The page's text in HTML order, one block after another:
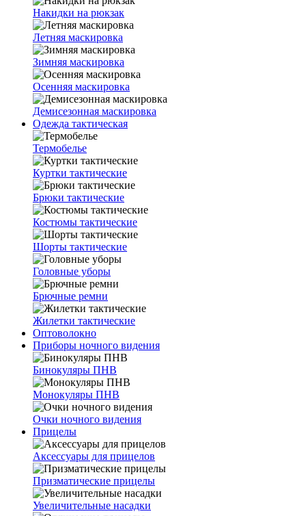
Накидки на рюкзак
Летняя маскировка
Зимняя маскировка
Осенняя маскировка
Демисезонная маскировка
Одежда тактическая
Термобелье
Куртки тактические
Брюки тактические
Костюмы тактические
Шорты тактические
Головные уборы
Брючные ремни
Жилетки тактические
Оптоволокно
Приборы ночного видения
Бинокуляры ПНВ
Монокуляры ПНВ
Очки ночного видения
Прицелы
Аксессуары для прицелов
Призматические прицелы
Увеличительные насадки